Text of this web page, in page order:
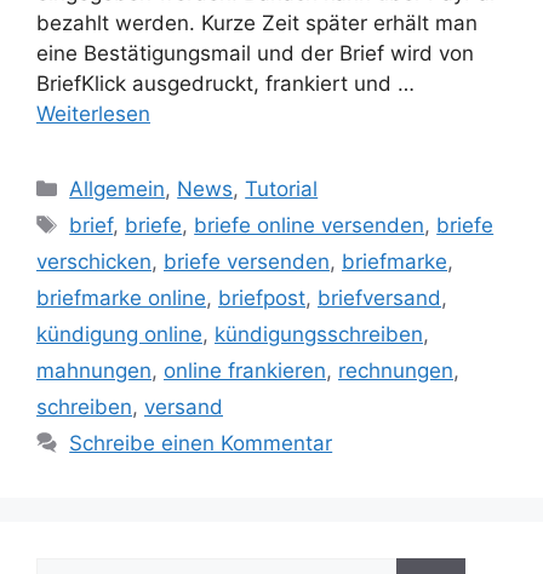
bezahlt werden. Kurze Zeit später erhält man
eine Bestätigungsmail und der Brief wird von
BriefKlick ausgedruckt, frankiert und …
Weiterlesen
Kategorien
Allgemein, News,Tutorial
Schlagwörter
brief, briefe, briefe online versenden, briefe
verschicken, briefe versenden, briefmarke,
briefmarke online, briefpost, briefversand ,
kündigung online, kündigungsschreiben,
mahnungen, online frankieren, rechnungen,
schreiben, versand
Schreibe einen Kommentar